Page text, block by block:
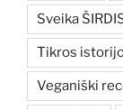
Sveika
Tikros
Veganiški